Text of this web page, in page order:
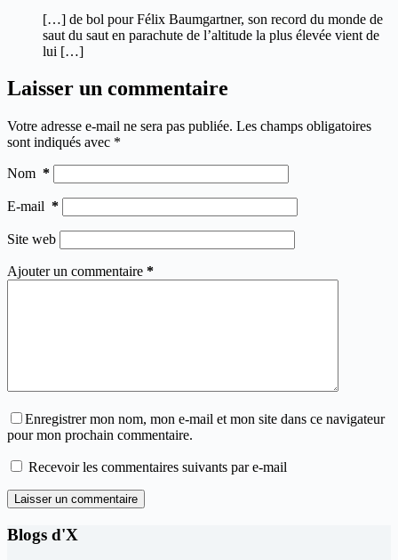
[…] de bol pour Félix Baumgartner, son record du monde de
saut du saut en parachute de l’altitude la plus élevée vient de
lui […]
Laisser un commentaire
Votre adresse e-mail ne sera pas publiée. Les champs obligatoires
sont indiqués avec *
Nom *
E-mail *
Site web
Ajouter un commentaire *
Enregistrer mon nom, mon e-mail et mon site dans ce navigateur
pour mon prochain commentaire.
Recevoir les commentaires suivants par e-mail
Laisser un commentaire
Blogs d'X